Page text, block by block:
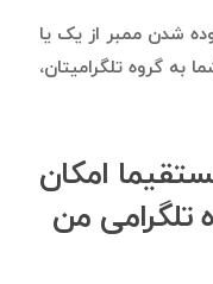
شدن ممبر از یک یا
به گروه تلگرامیتان،
امکان
تلگرامی من